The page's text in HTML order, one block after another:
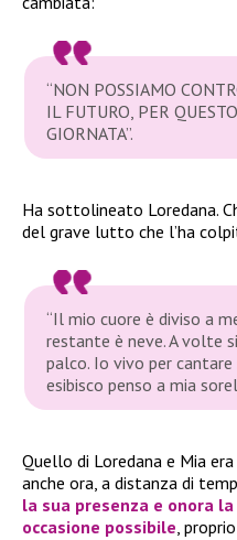
“NON POSSIAMO
IL FUTURO, PER
GIORNATA”.
Ha sottolineato Loredana.
del grave lutto che l’ha
“Il mio cuore è diviso a
restante è neve. A volte
palco. Io vivo per
esibisco penso a mia
Quello di Loredana e Mia
anche ora, a distanza di
la sua presenza e onora
occasione possibile,